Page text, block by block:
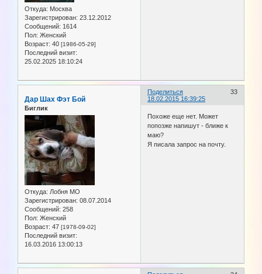
Откуда: Москва
Зарегистрирован: 23.12.2012
Сообщений: 1614
Пол: Женский
Возраст: 40 [1986-05-29]
Последний визит:
25.02.2025 18:10:24
Поделиться
33
18.02.2015 16:39:25
Дар Шах Фэт Бой
Биглик
Откуда: Лобня МО
Зарегистрирован: 08.07.2014
Сообщений: 258
Пол: Женский
Возраст: 47 [1978-09-02]
Последний визит:
16.03.2016 13:00:13
Похоже еще нет. Может
попозже напишут - ближе к
маю?
Я писала запрос на почту.